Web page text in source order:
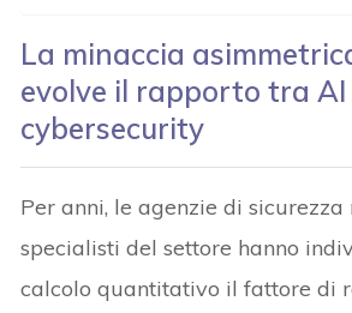
La minaccia
evolve il rapporto tra AI
cybersecurity
Per anni, le agenzie di
specialisti del settore hanno
calcolo quantitativo il fattore di